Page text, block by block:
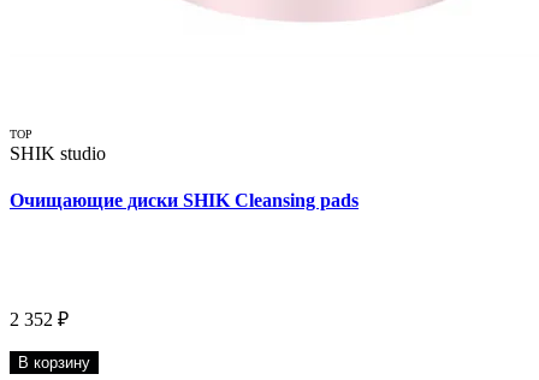
TOP
SHIK studio
Очищающие диски SHIK Cleansing pads
2 352 ₽
В корзину